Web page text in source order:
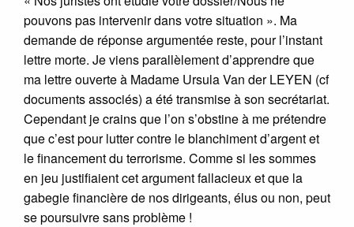
pouvons pas intervenir dans votre situation ». Ma
demande de réponse argumentée reste, pour l’instant
lettre morte. Je viens parallèlement d’apprendre que
ma lettre ouverte à Madame Ursula Van der LEYEN (cf
documents associés) a été transmise à son secrétariat.
Cependant je crains que l’on s’obstine à me prétendre
que c’est pour lutter contre le blanchiment d’argent et
le financement du terrorisme. Comme si les sommes
en jeu justifiaient cet argument fallacieux et que la
gabegie financière de nos dirigeants, élus ou non, peut
se poursuivre sans problème !